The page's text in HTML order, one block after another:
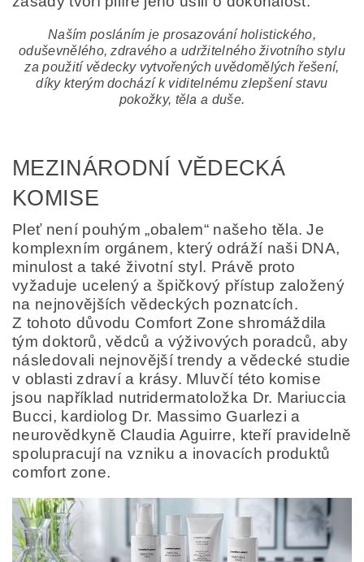
Naším posláním je prosazování holistického,
oduševnělého, zdravého a udržitelného životního stylu
za použití vědecky vytvořených uvědomělých řešení,
díky kterým dochází k viditelnému zlepšení stavu
pokožky, těla a duše.
MEZINÁRODNÍ VĚDECKÁ
KOMISE
Pleť není pouhým „obalem“ našeho těla. Je
komplexním orgánem, který odráží naši DNA,
minulost a také životní styl. Právě proto
vyžaduje ucelený a špičkový přístup založený
na nejnovějších vědeckých poznatcích.
Z tohoto důvodu Comfort Zone shromáždila
tým doktorů, vědců a výživových poradců, aby
následovali nejnovější trendy a vědecké studie
v oblasti zdraví a krásy. Mluvčí této komise
jsou například nutridermatoložka Dr. Mariuccia
Bucci, kardiolog Dr. Massimo Guarlezi a
neurovědkyně Claudia Aguirre, kteří pravidelně
spolupracují na vzniku a inovacích produktů
comfort zone.